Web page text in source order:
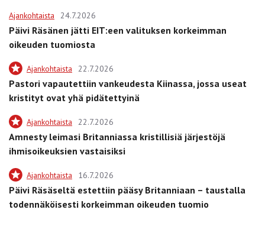
Ajankohtaista 24.7.2026
Päivi Räsänen jätti EIT:een valituksen korkeimman
oikeuden tuomiosta
Ajankohtaista 22.7.2026
Pastori vapautettiin vankeudesta Kiinassa, jossa useat
kristityt ovat yhä pidätettyinä
Ajankohtaista 22.7.2026
Amnesty leimasi Britanniassa kristillisiä järjestöjä
ihmisoikeuksien vastaisiksi
Ajankohtaista 16.7.2026
Päivi Räsäseltä estettiin pääsy Britanniaan – taustalla
todennäköisesti korkeimman oikeuden tuomio